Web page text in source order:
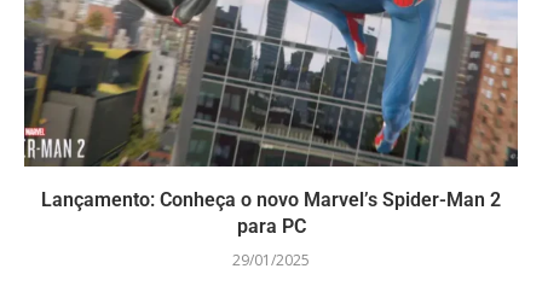
Lançamento: Conheça o novo Marvel’s Spider-Man 2
para PC
29/01/2025